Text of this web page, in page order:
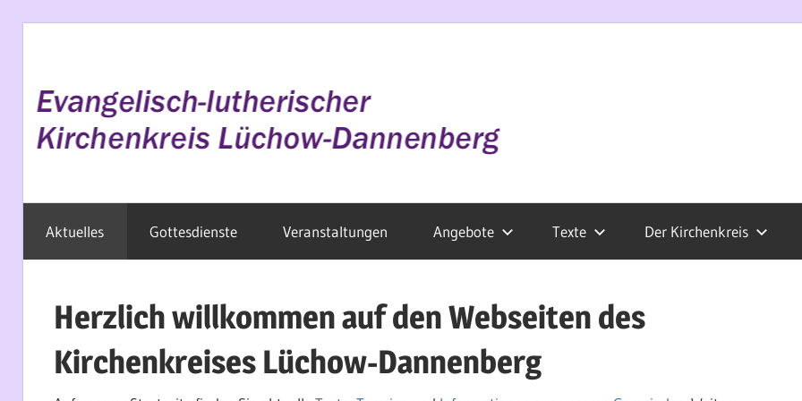
springen
Wendland
Aktuelles Gottesdienste Veranstaltungen Angebote Texte Der Kirchenkreis
Herzlich willkommen auf den Webseiten des
Kirchenkreises Lüchow-Dannenberg